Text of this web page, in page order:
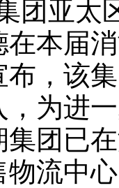
团亚太
本届
，该
为进
团已
流中